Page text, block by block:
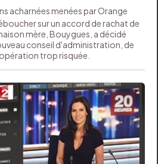
acharnées menées par Orange
sur un accord de rachat de
mère, Bouygues, a décidé
conseil d'administration, de
trop risquée.